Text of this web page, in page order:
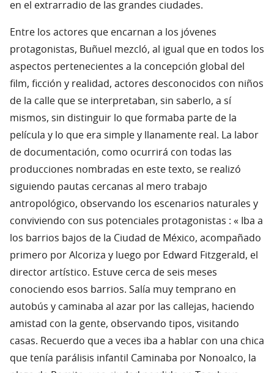
en el extrarradio de las grandes ciudades.
Entre los actores que encarnan a los jóvenes
protagonistas, Buñuel mezcló, al igual que en todos los
aspectos pertenecientes a la concepción global del
film, ficción y realidad, actores desconocidos con niños
de la calle que se interpretaban, sin saberlo, a sí
mismos, sin distinguir lo que formaba parte de la
película y lo que era simple y llanamente real. La labor
de documentación, como ocurrirá con todas las
producciones nombradas en este texto, se realizó
siguiendo pautas cercanas al mero trabajo
antropológico, observando los escenarios naturales y
conviviendo con sus potenciales protagonistas : « Iba a
los barrios bajos de la Ciudad de México, acompañado
primero por Alcoriza y luego por Edward Fitzgerald, el
director artístico. Estuve cerca de seis meses
conociendo esos barrios. Salía muy temprano en
autobús y caminaba al azar por las callejas, haciendo
amistad con la gente, observando tipos, visitando
casas. Recuerdo que a veces iba a hablar con una chica
que tenía parálisis infantil Caminaba por Nonoalco, la